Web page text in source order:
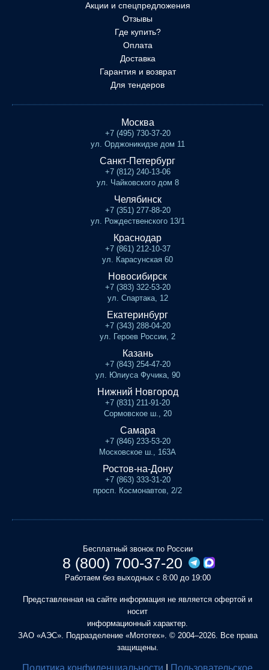
Акции и спецпредложения
Отзывы
Где купить?
Оплата
Доставка
Гарантия и возврат
Для тендеров
Москва
+7 (495) 730-37-20
ул. Орджоникидзе дом 11
Санкт-Петербург
+7 (812) 240-13-06
ул. Чайковского дом 8
Челябинск
+7 (351) 277-88-20
ул. Рождественского 13/1
Краснодар
+7 (861) 212-10-37
ул. Карасунская 60
Новосибирск
+7 (383) 322-53-20
ул. Спартака, 12
Екатеринбург
+7 (343) 288-04-20
ул. Героев России, 2
Казань
+7 (843) 254-47-20
ул. Юлиуса Фучика, 90
Нижний Новгород
+7 (831) 211-91-20
Сормовское ш., 20
Самара
+7 (846) 233-53-20
Московское ш., 163А
Ростов-на-Дону
+7 (863) 333-31-20
просп. Космонавтов, 2/2
Бесплатный звонок по России
8 (800) 700-37-20
Работаем без выходных с 8:00 до 19:00
Представленная на сайте информация не является офертой и
носит
информационный характер.
ЗАО «АЭС». Подразделение «Мототех». © 2004–2026. Все права
защищены.
Политика конфиденциальности Пользовательское